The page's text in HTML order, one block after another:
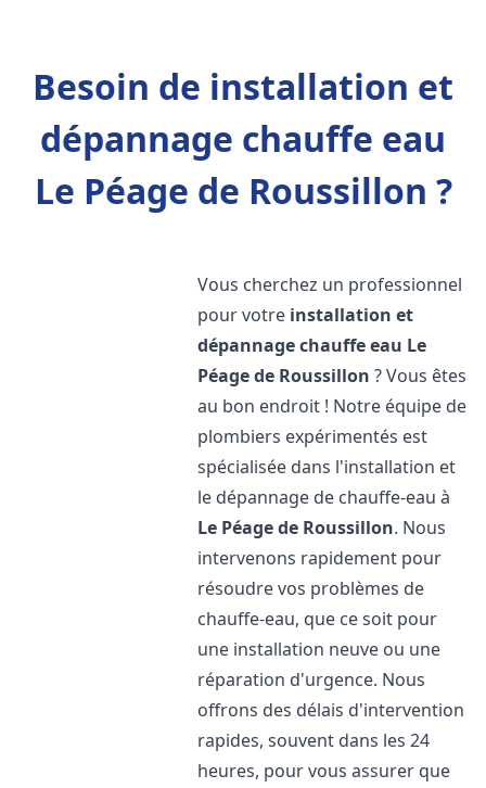
Besoin de installation et
dépannage chauffe eau
Le Péage de Roussillon ?
Vous cherchez un professionnel
pour votre installation et
dépannage chauffe eau Le
Péage de Roussillon ? Vous êtes
au bon endroit ! Notre équipe de
plombiers expérimentés est
spécialisée dans l'installation et
le dépannage de chauffe-eau à
Le Péage de Roussillon. Nous
intervenons rapidement pour
résoudre vos problèmes de
chauffe-eau, que ce soit pour
une installation neuve ou une
réparation d'urgence. Nous
offrons des délais d'intervention
rapides, souvent dans les 24
heures, pour vous assurer que